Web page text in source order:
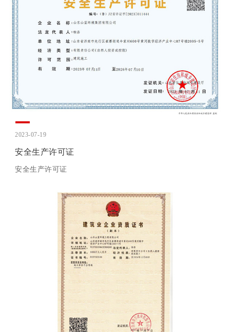
2023-07-19
安全生产许可证
安全生产许可证